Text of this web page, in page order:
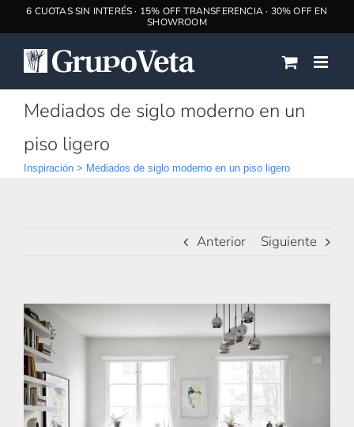
Mediados de siglo moderno en un
piso ligero
Inspiración > Mediados de siglo moderno en un piso ligero
Anterior Siguiente